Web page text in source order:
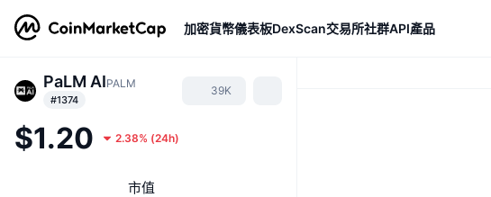
加密貨幣儀表板DexScan交易所社群API產品
PaLM AIPALM
#1374
39K
$1.20 2.38% (24h)
市值